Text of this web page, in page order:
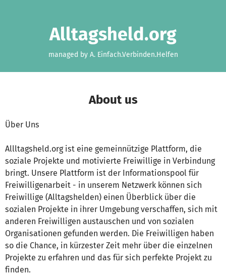
Alltagsheld.org
managed by A. Einfach.Verbinden.Helfen
About us
Über Uns
Allltagsheld.org ist eine gemeinnützige Plattform, die
soziale Projekte und motivierte Freiwillige in Verbindung
bringt. Unsere Plattform ist der Informationspool für
Freiwilligenarbeit - in unserem Netzwerk können sich
Freiwillige (Alltagshelden) einen Überblick über die
sozialen Projekte in ihrer Umgebung verschaffen, sich mit
anderen Freiwilligen austauschen und von sozialen
Organisationen gefunden werden. Die Freiwilligen haben
so die Chance, in kürzester Zeit mehr über die einzelnen
Projekte zu erfahren und das für sich perfekte Projekt zu
finden.